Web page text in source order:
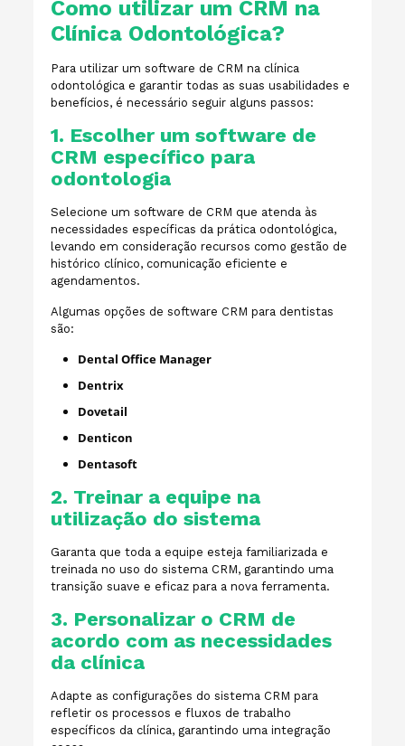
Como utilizar um CRM na
Clínica Odontológica?
Para utilizar um software de CRM na clínica
odontológica e garantir todas as suas usabilidades e
benefícios, é necessário seguir alguns passos:
1. Escolher um software de
CRM específico para
odontologia
Selecione um software de CRM que atenda às
necessidades específicas da prática odontológica,
levando em consideração recursos como gestão de
histórico clínico, comunicação eficiente e
agendamentos.
Algumas opções de software CRM para dentistas
são:
Dental Office Manager
Dentrix
Dovetail
Denticon
Dentasoft
2. Treinar a equipe na
utilização do sistema
Garanta que toda a equipe esteja familiarizada e
treinada no uso do sistema CRM, garantindo uma
transição suave e eficaz para a nova ferramenta.
3. Personalizar o CRM de
acordo com as necessidades
da clínica
Adapte as configurações do sistema CRM para
refletir os processos e fluxos de trabalho
específicos da clínica, garantindo uma integração